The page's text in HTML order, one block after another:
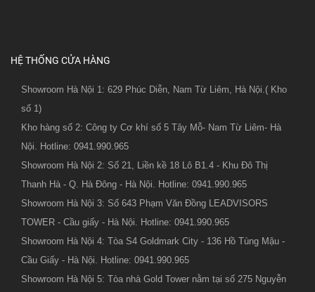
HỆ THỐNG CỬA HÀNG
Showroom Hà Nội 1: 629 Phúc Diễn, Nam Từ Liêm, Hà Nội.( Kho
số 1)
Kho hàng số 2: Công ty Cơ khí số 5 Tây Mỗ- Nam Từ Liêm- Hà
Nội. Hotline: 0941.990.965
Showroom Hà Nội 2: Số 21, Liền kề 18 Lô B1.4 - Khu Đô Thị
Thanh Hà - Q. Hà Đông - Hà Nội. Hotline: 0941.990.965
Showroom Hà Nội 3: Số 643 Phạm Văn Đồng LEADVISORS
TOWER - Cầu giấy - Hà Nội. Hotline: 0941.990.965
Showroom Hà Nội 4: Tòa S4 Goldmark City - 136 Hồ Tùng Mậu -
Cầu Giấy - Hà Nội. Hotline: 0941.990.965
Showroom Hà Nội 5: Tòa nhà Gold Tower nằm tại số 275 Nguyễn